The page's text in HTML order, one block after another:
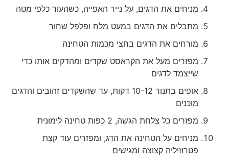
מניחים את הדגים, על נייר האפייה, כשהעור כלפי מטה
מתבלים את הדגים במעט מלח ופלפל שחור
מורחים את הדגים בחצי מכמות הטחינה
מפזרים מעל את הקראסט שקדים ומהדקים אותו כדי
שייצמד לדגים
אופים בתנור 10-12 דקות, עד שהשקדים זהובים והדגים
מוכנים
מפזרים כל צלחת הגשה, 2 כפות טחינה לימונית
מניחים על הטחינה את הדג, ומפזרים עוד קצת
פטרוזיליה קצוצה ומגישים